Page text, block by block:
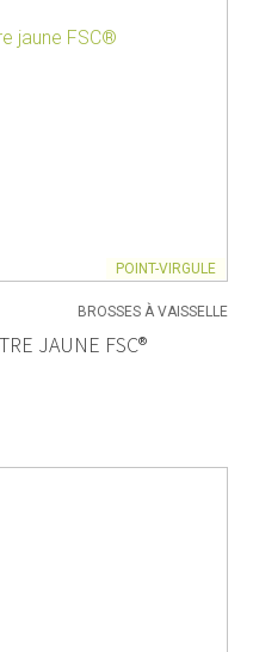
POINT-VIRGULE
BROSSES À VAISSELLE
JAUNE FSC®